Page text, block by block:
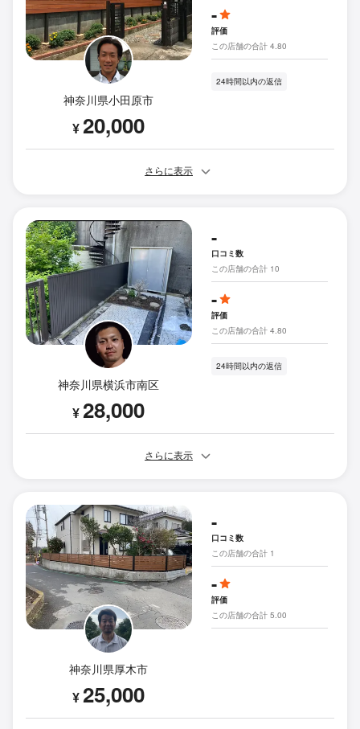
神奈川県小田原市
¥20,000
-
評価
この店舗の合計 4.80
24時間以内の返信
さらに表示
神奈川県横浜市南区
¥28,000
-
口コミ数
この店舗の合計 10
-
評価
この店舗の合計 4.80
24時間以内の返信
さらに表示
神奈川県厚木市
¥25,000
-
口コミ数
この店舗の合計 1
-
評価
この店舗の合計 5.00